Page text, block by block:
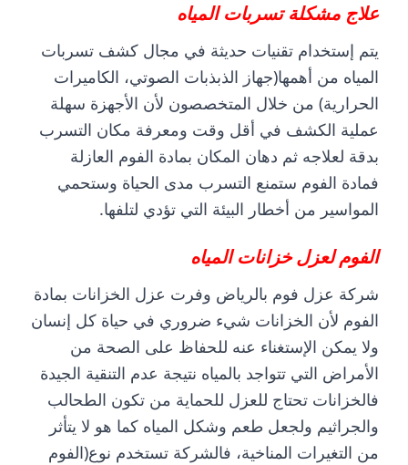
علاج مشكلة تسربات المياه
يتم إستخدام تقنيات حديثة في مجال كشف تسربات
المياه من أهمها(جهاز الذبذبات الصوتي، الكاميرات
الحرارية) من خلال المتخصصون لأن الأجهزة سهلة
عملية الكشف في أقل وقت ومعرفة مكان التسرب
بدقة لعلاجه ثم دهان المكان بمادة الفوم العازلة
فمادة الفوم ستمنع التسرب مدى الحياة وستحمي
المواسير من أخطار البيئة التي تؤدي لتلفها.
الفوم لعزل خزانات المياه
شركة عزل فوم بالرياض وفرت عزل الخزانات بمادة
الفوم لأن الخزانات شيء ضروري في حياة كل إنسان
ولا يمكن الإستغناء عنه للحفاظ على الصحة من
الأمراض التي تتواجد بالمياه نتيجة عدم التنقية الجيدة
فالخزانات تحتاج للعزل للحماية من تكون الطحالب
والجراثيم ولجعل طعم وشكل المياه كما هو لا يتأثر
من التغيرات المناخية، فالشركة تستخدم نوع(الفوم